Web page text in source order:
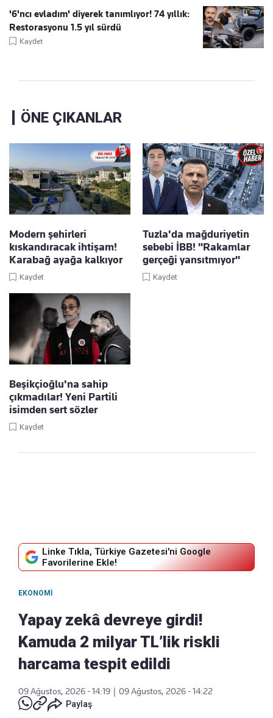
'6'ncı evladım' diyerek tanımlıyor! 74 yıllık:
Restorasyonu 1.5 yıl sürdü
Kaydet
ÖNE ÇIKANLAR
Modern şehirleri
kıskandıracak ihtişam!
Karabağ ayağa kalkıyor
Kaydet
Tuzla'da mağduriyetin
sebebi İBB! "Rakamlar
gerçeği yansıtmıyor"
Kaydet
Beşikçioğlu'na sahip
çıkmadılar! Yeni Partili
isimden sert sözler
Kaydet
Linke Tıkla, Türkiye Gazetesi'ni Google
Favorilerine Ekle!
EKONOMI
Yapay zekâ devreye girdi!
Kamuda 2 milyar TL’lik riskli
harcama tespit edildi
09 Ağustos, 2026 - 14:19
09 Ağustos, 2026 - 14:22
Paylaş